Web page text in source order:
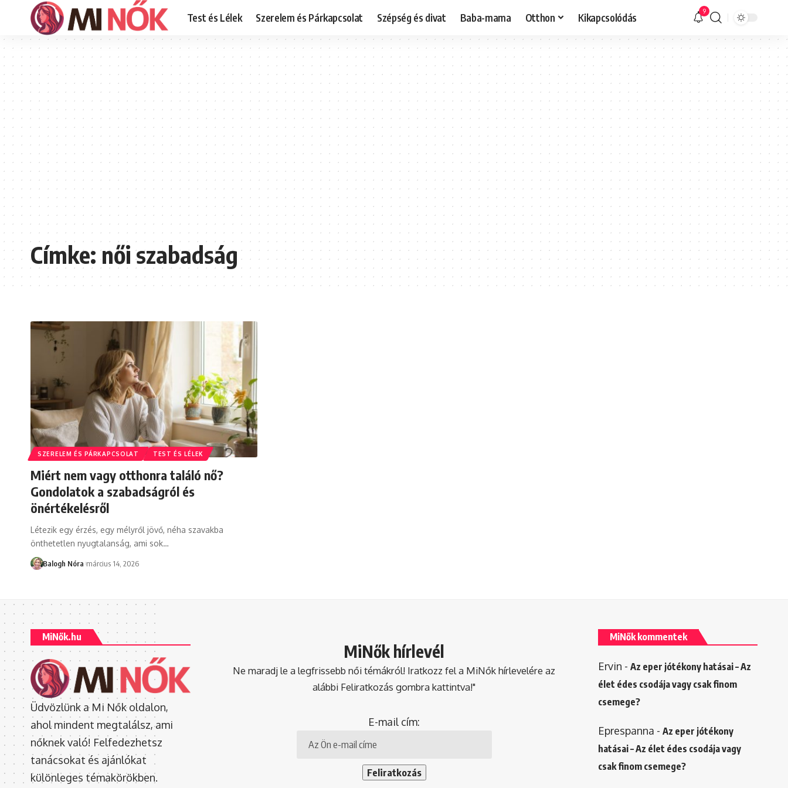
Test és Lélek Szerelem és Párkapcsolat Szépség és divat Baba-mama Otthon Kikapcsolódás 9
Címke:női szabadság
SZERELEM ÉS PÁRKAPCSOLAT TEST ÉS LÉLEK
Miért nem vagy otthonra találó nő?
Gondolatok a szabadságról és
önértékelésről
Létezik egy érzés, egy mélyről jövő, néha szavakba
önthetetlen nyugtalanság, ami sok…
Balogh Nóra március 14, 2026
MiNők.hu
Üdvözlünk a Mi Nők oldalon,
ahol mindent megtalálsz, ami
nőknek való! Felfedezhetsz
tanácsokat és ajánlókat
különleges témakörökben.
MiNők hírlevél
Ne maradj le a legfrissebb női témákról! Iratkozz fel a MiNők hírlevelére az
alábbi Feliratkozás gombra kattintva!"
E-mail cím:
MiNők kommentek
Ervin - Az eper jótékony hatásai – Az
élet édes csodája vagy csak finom
csemege?
Eprespanna - Az eper jótékony
hatásai – Az élet édes csodája vagy
csak finom csemege?